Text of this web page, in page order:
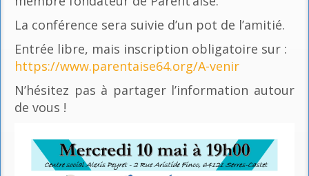
La conférence sera suivie d’un pot de l’amitié.
Entrée libre, mais inscription obligatoire sur :
https://www.parentaise64.org/A-venir
N’hésitez pas à partager l’information autour
de vous !